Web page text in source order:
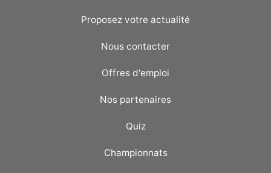
Proposez votre actualité
Nous contacter
Offres d'emploi
Nos partenaires
Quiz
Championnats